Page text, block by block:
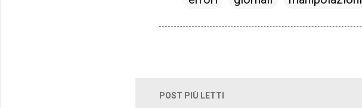
POST PIÙ LETTI